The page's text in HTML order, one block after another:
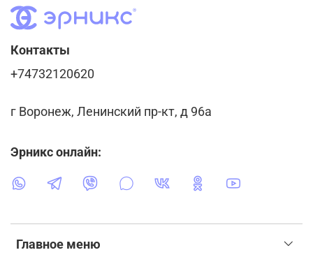
Главное меню
Контакты
+74732120620
г Воронеж, Ленинский пр-кт, д 96а
Эрникс онлайн: